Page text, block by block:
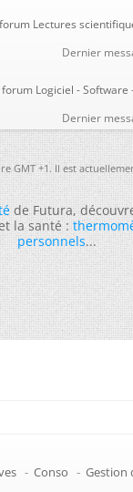
Lectures
Dernier
Logiciel - Software
Dernier
GMT +1. Il est
de Futura,
la santé :
personnels...
- Conso - Gestion